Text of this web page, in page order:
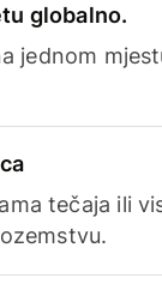
globalno.
jednom
tečaja ili